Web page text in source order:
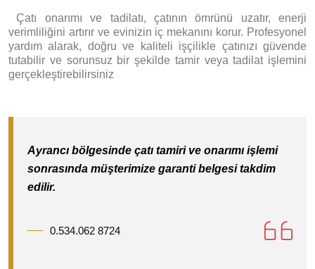
Çatı onarımı ve tadilatı, çatının ömrünü uzatır, enerji
verimliliğini artırır ve evinizin iç mekanını korur. Profesyonel
yardım alarak, doğru ve kaliteli işçilikle çatınızı güvende
tutabilir ve sorunsuz bir şekilde tamir veya tadilat işlemini
gerçekleştirebilirsiniz
Ayrancı bölgesinde çatı tamiri ve onarımı işlemi
sonrasında müşterimize garanti belgesi takdim
edilir.
0.534.062 8724